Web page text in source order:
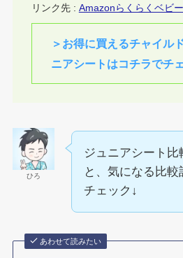
リンク先 : Amazonらくらくベビ
＞お得に買えるチャイル
ニアシートはコチラでチ
ひろ
ジュニアシート
と、気になる比
チェック↓
あわせて読みたい